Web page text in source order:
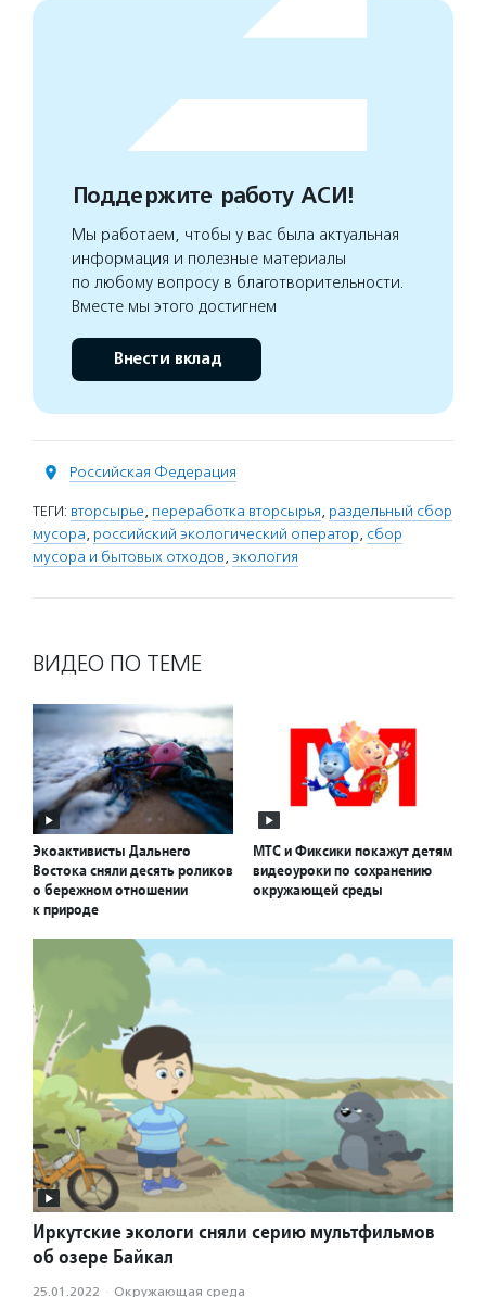
Поддержите работу АСИ!
Мы работаем, чтобы у вас была актуальная
информация и полезные материалы
по любому вопросу в благотворительности.
Вместе мы этого достигнем
Внести вклад
Российская Федерация
ТЕГИ: вторсырье, переработка вторсырья, раздельный сбор
мусора, российский экологический оператор, сбор
мусора и бытовых отходов, экология
ВИДЕО ПО ТЕМЕ
Экоактивисты Дальнего
Востока сняли десять роликов
о бережном отношении
к природе
МТС и Фиксики покажут детям
видеоуроки по сохранению
окружающей среды
Иркутские экологи сняли серию мультфильмов
об озере Байкал
25.01.2022 · Окружающая среда